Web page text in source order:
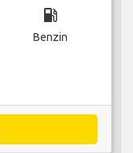
local_gas_station
Benzin